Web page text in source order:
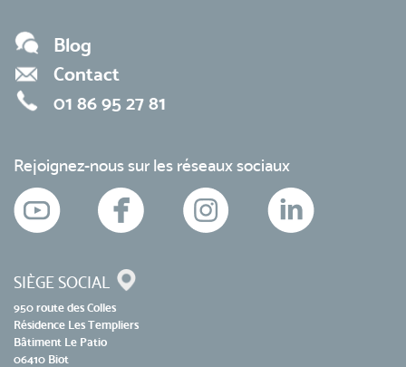
Blog
Contact
01 86 95 27 81
Rejoignez-nous sur les réseaux sociaux
SIÈGE SOCIAL
950 route des Colles
Résidence Les Templiers
Bâtiment Le Patio
06410 Biot